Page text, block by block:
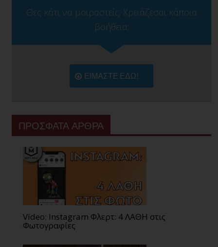
Θες κάτι να μοιραστείς; Χρειάζεσαι κάποια
βοήθεια;
ΕΙΜΑΣΤΕ ΕΔΩ!
ΠΡΟΣΦΑΤΑ ΑΡΘΡΑ
Video: Instagram Φλερτ: 4 ΛΑΘΗ στις
Φωτογραφίες